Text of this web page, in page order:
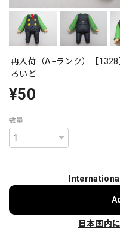
再入荷（A−ランク）【
ろいど
¥50
数量
日本国内